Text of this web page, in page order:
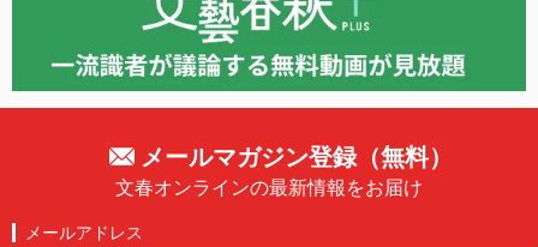
メールマガジン登録（無料）
文春オンラインの最新情報をお届け
メールアドレス